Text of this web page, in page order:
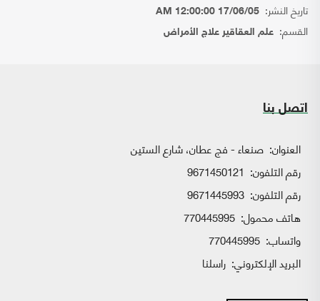
تاريخ النشر: 17/06/05 12:00:00 AM
القسم: علم العقاقير علاج الأمراض
اتصل بنا
العنوان: صنعاء - فج عطان، شارع الستين
رقم التلفون: 9671450121
رقم التلفون: 9671445993
هاتف محمول: 770445995
واتساب:
البريد الإلكتروني: راسلنا